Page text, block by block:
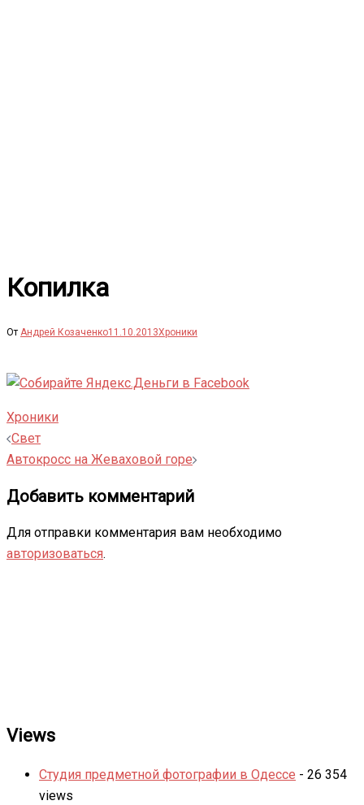
Копилка
От Андрей Козаченко11.10.2013Хроники
Хроники
Навигация
записи
Свет
Автокросс на Жеваховой горе
Добавить комментарий
Для отправки комментария вам необходимо
авторизоваться.
Views
Студия предметной фотографии в Одессе - 26 354
views